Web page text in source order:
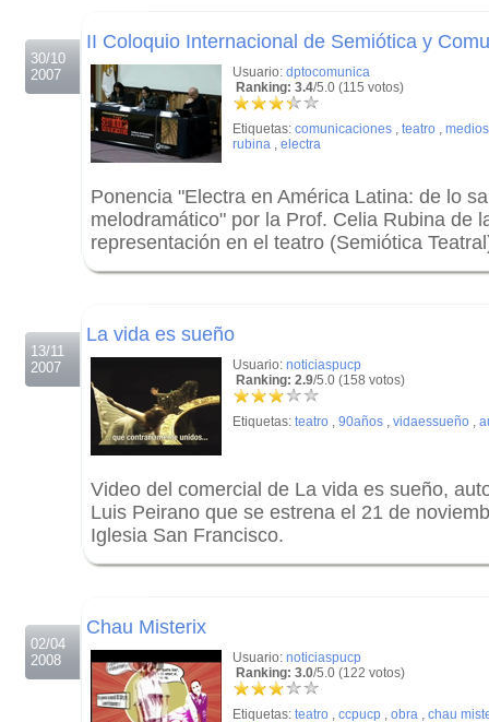
30/10
2007
II Coloquio Internacional de Semiótica y
Usuario: dptocomunica
Ranking: 3.4/5.0 (115 votos)
Etiquetas: comunicaciones , teatro ,
rubina , electra
Ponencia "Electra en América Latina: de lo
melodramático" por la Prof. Celia Rubina de
representación en el teatro (Semiótica
13/11
2007
La vida es sueño
Usuario: noticiaspucp
Ranking: 2.9/5.0 (158 votos)
Etiquetas: teatro , 90años , vidaessueño ,
Video del comercial de La vida es sueño,
Luis Peirano que se estrena el 21 de
Iglesia San Francisco.
02/04
2008
Chau Misterix
Usuario: noticiaspucp
Ranking: 3.0/5.0 (122 votos)
Etiquetas: teatro , ccpucp , obra , chau